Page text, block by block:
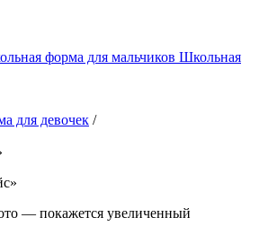
форма для мальчиков Школьная
для девочек /
— покажется увеличенный